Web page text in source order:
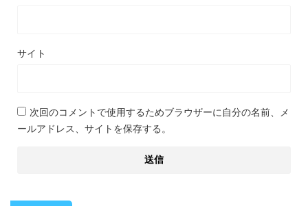
サイト
次回のコメントで使用するためブラウザーに自分の名前、メ
ールアドレス、サイトを保存する。